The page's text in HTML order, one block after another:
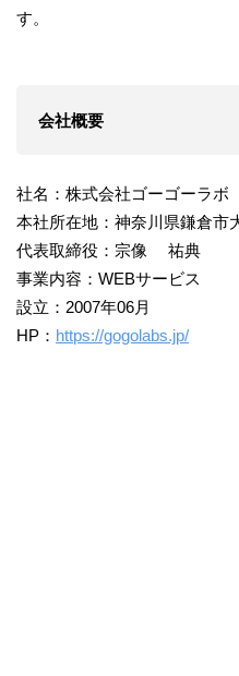
す。
会社概要
社名：株式会社ゴーゴーラボ
本社所在地：神奈川県鎌倉市
代表取締役：宗像 祐典
事業内容：WEBサービス
設立：2007年06月
HP： https://gogolabs.jp/